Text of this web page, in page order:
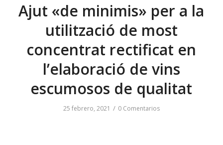
Ajut «de minimis» per a la
utilització de most
concentrat rectificat en
l’elaboració de vins
escumosos de qualitat
25 febrero, 2021 / 0 Comentarios